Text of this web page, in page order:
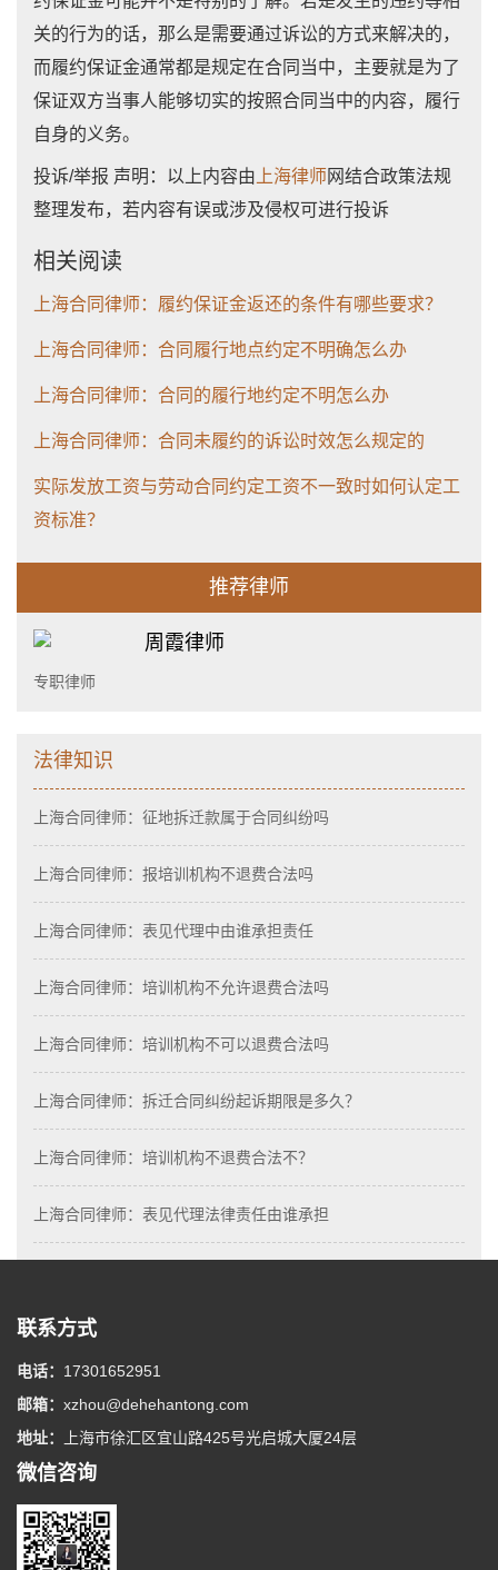
关的行为的话，那么是需要通过诉讼的方式来解决的，
而履约保证金通常都是规定在合同当中，主要就是为了
保证双方当事人能够切实的按照合同当中的内容，履行
自身的义务。
投诉/举报 声明：以上内容由 上海律师 网结合政策法规
整理发布，若内容有误或涉及侵权可进行投诉
相关阅读
上海合同律师：履约保证金返还的条件有哪些要求？
上海合同律师：合同履行地点约定不明确怎么办
上海合同律师：合同的履行地约定不明怎么办
上海合同律师：合同未履约的诉讼时效怎么规定的
实际发放工资与劳动合同约定工资不一致时如何认定工
资标准？
推荐律师
周霞律师
专职律师
法律知识
上海合同律师：征地拆迁款属于合同纠纷吗
上海合同律师：报培训机构不退费合法吗
上海合同律师：表见代理中由谁承担责任
上海合同律师：培训机构不允许退费合法吗
上海合同律师：培训机构不可以退费合法吗
上海合同律师：拆迁合同纠纷起诉期限是多久？
上海合同律师：培训机构不退费合法不？
上海合同律师：表见代理法律责任由谁承担
联系方式
电话： 17301652951
邮箱： xzhou@dehehantong.com
地址：
上海市徐汇区宜山路425号光启城大厦24层
微信咨询